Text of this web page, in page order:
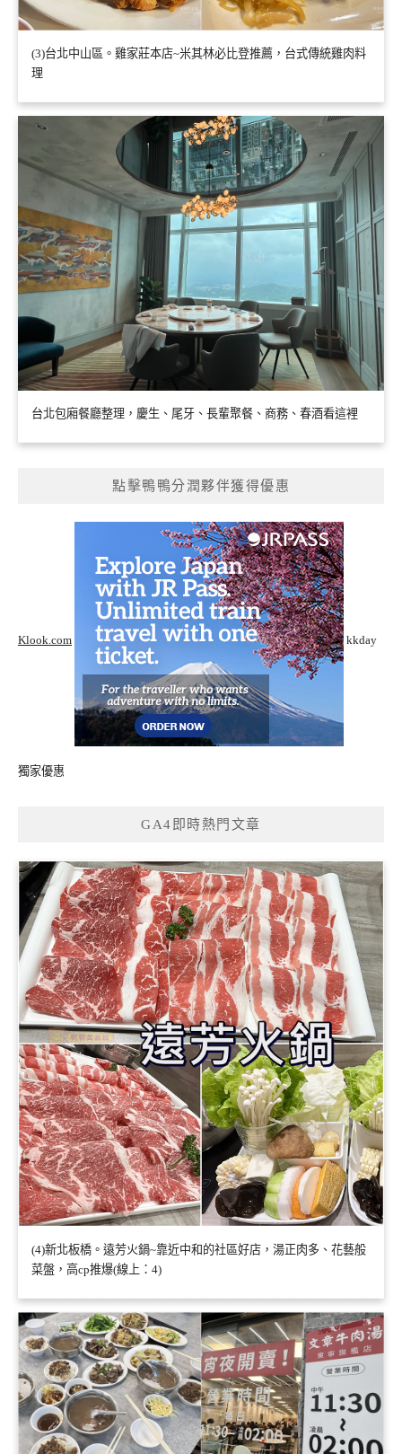
(3)台北中山區。雞家莊本店~米其林必比登推薦，台式傳統雞肉料
理
台北包廂餐廳整理，慶生、尾牙、長輩聚餐、商務、春酒看這裡
點擊鴨鴨分潤夥伴獲得優惠
Klook.com kkday
獨家優惠
GA4即時熱門文章
(4)新北板橋。遠芳火鍋~靠近中和的社區好店，湯正肉多、花藝般
菜盤，高cp推爆(線上：4)